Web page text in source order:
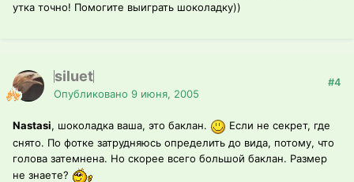
утка точно! Помогите выиграть шоколадку))
siluet
Опубликовано 9 июня, 2005
#4
Nastasi, шоколадка ваша, это баклан.
Если не секрет, где
снято. По фотке затрудняюсь определить до вида, потому, что
голова затемнена. Но скорее всего большой баклан. Размер
не знаете?